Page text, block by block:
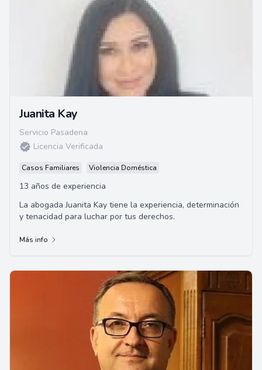
Juanita Kay
Servicio Pasadena
Licencia Verificada
Casos Familiares Violencia Doméstica
13 años de experiencia
La abogada Juanita Kay tiene la experiencia, determinación
y tenacidad para luchar por tus derechos.
Más info